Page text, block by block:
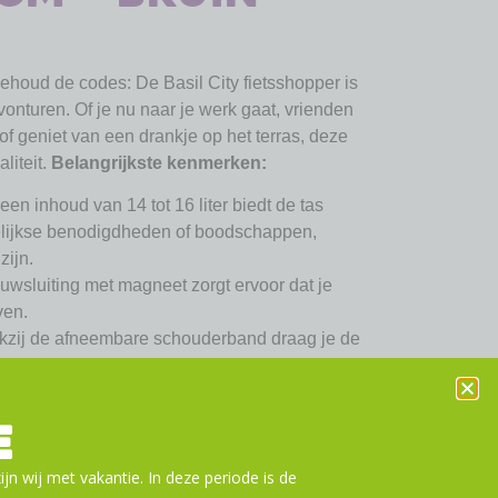
de codes: De Basil City fietsshopper is
Of je nu naar je werk gaat, vrienden
geniet van een drankje op het terras, deze
Belangrijkste kenmerken:
inhoud van 14 tot 16 liter biedt de tas
benodigdheden of boodschappen,
met magneet zorgt ervoor dat je
de afneembare schouderband draag je de
specificaties:
wij met vakantie. In deze periode is de